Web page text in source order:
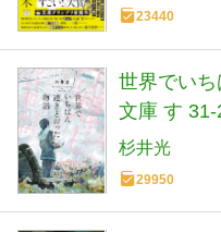
23440
世界でい
文庫 す 31-
杉井光
29950